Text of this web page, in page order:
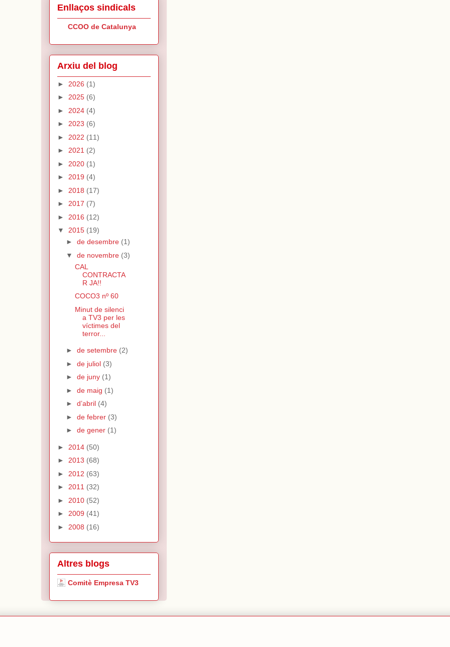
Enllaços sindicals
CCOO de Catalunya
Arxiu del blog
► 2026 (1)
► 2025 (6)
► 2024 (4)
► 2023 (6)
► 2022 (11)
► 2021 (2)
► 2020 (1)
► 2019 (4)
► 2018 (17)
► 2017 (7)
► 2016 (12)
▼ 2015 (19)
► de desembre (1)
▼ de novembre (3)
CAL
CONTRACTA
R JA!!
COCO3 nº 60
Minut de silenci
a TV3 per les
víctimes del
terror...
► de setembre (2)
► de juliol (3)
► de juny (1)
► de maig (1)
► d’abril (4)
► de febrer (3)
► de gener (1)
► 2014 (50)
► 2013 (68)
► 2012 (63)
► 2011 (32)
► 2010 (52)
► 2009 (41)
► 2008 (16)
Altres blogs
Comitè Empresa TV3